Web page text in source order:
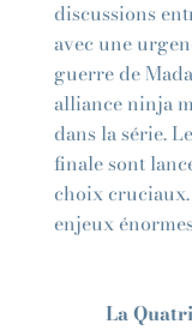
discussions
avec une
guerre de
alliance ninja
dans la série.
finale sont
choix
enjeux
La